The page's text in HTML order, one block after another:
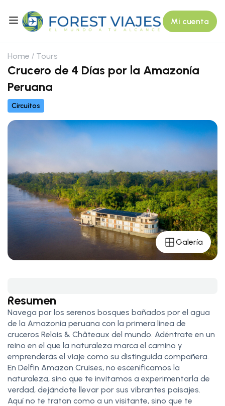
Mi cuenta
Home Tours
Crucero de 4 Días por la Amazonía
Peruana
Circuitos
Galería
Resumen
Navega por los serenos bosques bañados por el agua
de la Amazonía peruana con la primera línea de
cruceros Relais & Châteaux del mundo. Adéntrate en un
reino en el que la naturaleza marca el camino y
emprenderás el viaje como su distinguida compañera.
En Delfin Amazon Cruises, no escenificamos la
naturaleza, sino que te invitamos a experimentarla de
verdad, dejándote llevar por sus vibrantes paisajes.
Aquí no te tratan como a un visitante, sino que te